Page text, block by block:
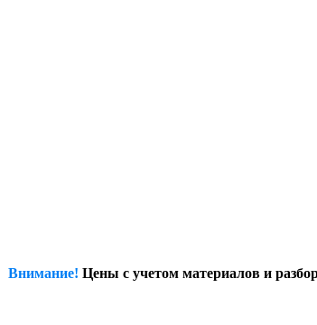
Внимание! Цены с учетом материалов и